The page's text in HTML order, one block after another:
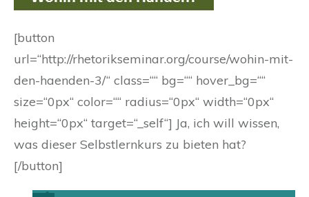
[button
url=“http://rhetorikseminar.org/course/wohin-mit-
den-haenden-3/“ class=““ bg=““ hover_bg=““
size=“0px“ color=““ radius=“0px“ width=“0px“
height=“0px“ target=“_self“] Ja, ich will wissen,
was dieser Selbstlernkurs zu bieten hat?
[/button]